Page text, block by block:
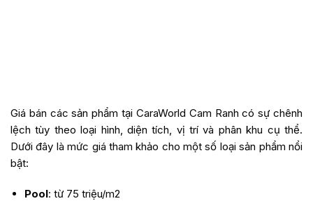
Giá bán các sản phẩm tại CaraWorld Cam Ranh có sự chênh
lệch tùy theo loại hình, diện tích, vị trí và phân khu cụ thể.
Dưới đây là mức giá tham khảo cho một số loại sản phẩm nổi
bật:
Pool: từ 75 triệu/m2